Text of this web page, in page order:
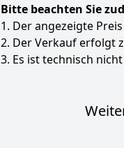
Bitte beachten Sie
1. Der angezeigte
2. Der Verkauf erfolgt
3. Es ist technisch